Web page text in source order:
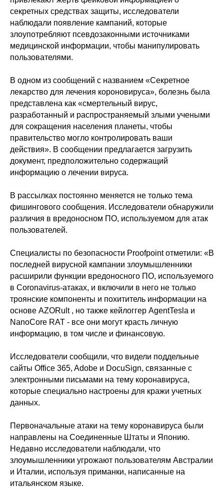
секретных средствах защиты, исследователи
наблюдали появление кампаний, которые
злоупотребляют псевдозаконными источниками
медицинской информации, чтобы манипулировать
пользователями.
В одном из сообщений с названием «Секретное
лекарство для лечения короновируса», болезнь была
представлена ​​как «смертельный вирус,
разработанный и распространяемый злыми учеными
для сокращения населения планеты, чтобы
правительство могло контролировать ваши
действия». В сообщении предлагается загрузить
документ, предположительно содержащий
информацию о лечении вируса.
В рассылках постоянно меняется не только тема
фишингового сообщения. Исследователи обнаружили
различия в вредоносном ПО, используемом для атак
пользователей.
Специалисты по безопасности Proofpoint отметили: «В
последней вирусной кампании злоумышленники
расширили функции вредоносного ПО, используемого
в Coronavirus-атаках, и включили в него не только
троянские компоненты и похититель информации на
основе AZORult , но также кейлоггер AgentTesla и
NanoCore RAT - все они могут красть личную
информацию, в том числе и финансовую.
Исследователи сообщили, что видели поддельные
сайты Office 365, Adobe и DocuSign, связанные с
электронными письмами на тему коронавируса,
которые специально настроены для кражи учетных
данных.
Первоначальные атаки на тему коронавируса были
направлены на Соединенные Штаты и Японию.
Недавно исследователи наблюдали, что
злоумышленники угрожают пользователям Австралии
и Италии, используя приманки, написанные на
итальянском языке.